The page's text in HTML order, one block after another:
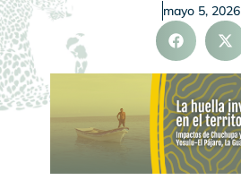
mayo 5, 2026